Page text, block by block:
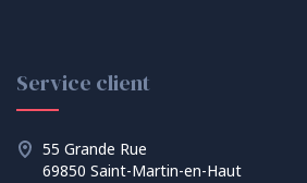
Service client
55 Grande Rue
69850 Saint-Martin-en-Haut